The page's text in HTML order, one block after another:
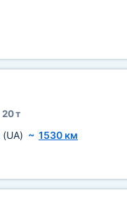
20 т
(UA) ~ 1530 км